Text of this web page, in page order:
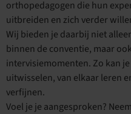
orthopedagogen die hun
uitbreiden en zich verder
Wij bieden je daarbij niet
binnen de conventie, maar
intervisiemomenten. Zo kan
uitwisselen, van elkaar leren
verfijnen.
Voel je je aangesproken?